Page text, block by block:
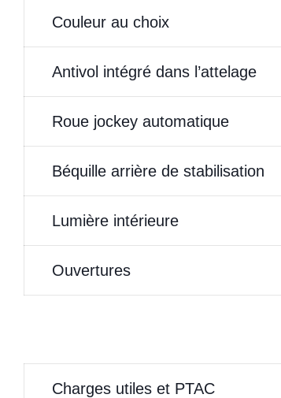
Couleur au choix
Antivol intégré dans l’attelage
Roue jockey automatique
Béquille arrière de stabilisation
Lumière intérieure
Ouvertures
Charges utiles et PTAC